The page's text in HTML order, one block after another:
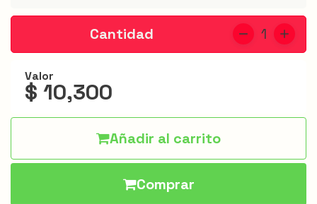
Cantidad 1
Valor
$ 10,300
Añadir al carrito
Comprar
Especiales
Bebidas
infantil